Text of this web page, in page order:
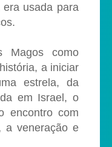
usada para
Magos como
a iniciar
estrela, da
em Israel, o
encontro com
a veneração e